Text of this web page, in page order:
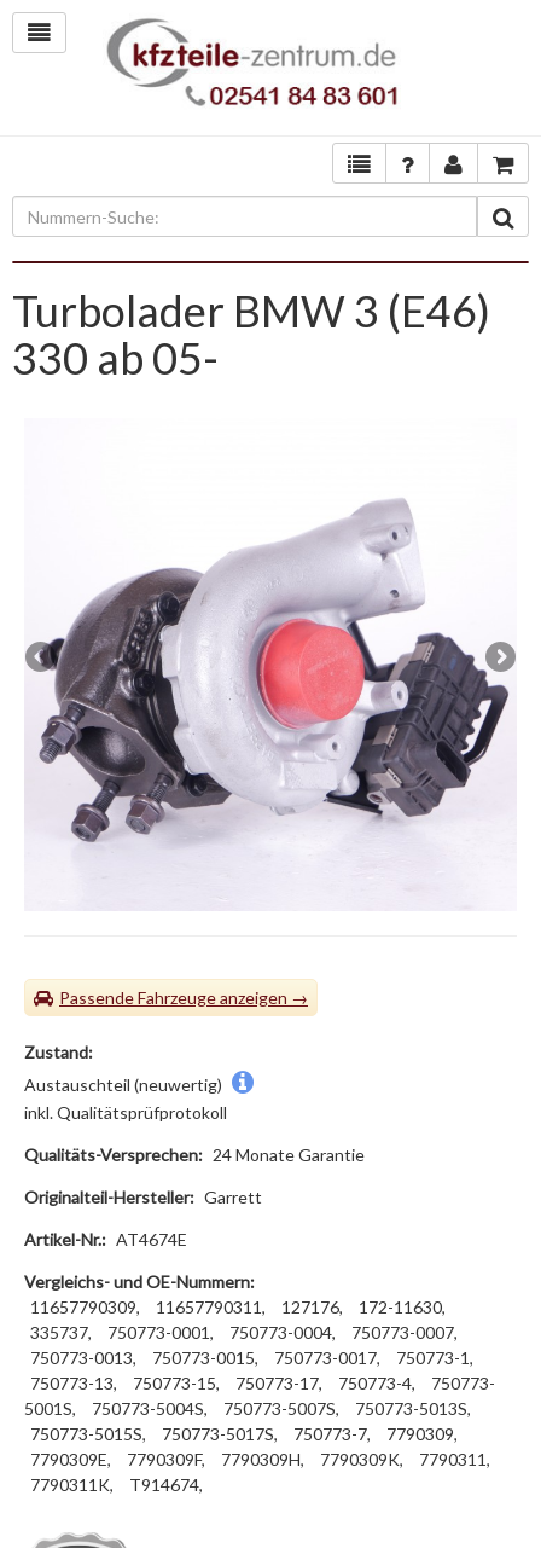
Turbolader BMW 3 (E46)
330 ab 05-
Passende Fahrzeuge
Zustand:
Austauschteil (neuwertig)
inkl. Qualitätsprüfprotokoll
Qualitäts-Versprechen: 24 Monate Garantie
Originalteil-Hersteller: Garrett
Artikel-Nr.: AT4674E
Vergleichs- und OE-Nummern:
11657790309,
11657790311, 127176,
172-11630,
335737,
750773-0001, 750773-0004,
750773-0007,
750773-0013,
750773-0015, 750773-0017,
750773-1,
750773-13,
750773-15, 750773-17, 750773-4,
750773-
5001S,
750773-5004S, 750773-5007S,
750773-5013S,
750773-5015S,
750773-5017S, 750773-7,
7790309,
7790309E,
7790309F, 7790309H, 7790309K,
7790311,
7790311K,
T914674,